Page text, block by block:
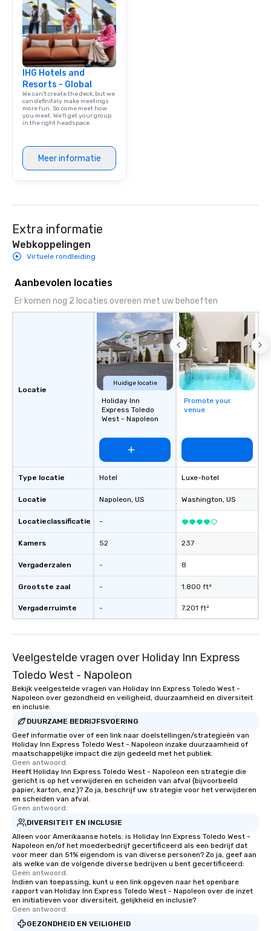
IHG Hotels and
Resorts - Global
We can't create the deck, but we
can definitely make meetings
more fun. So come meet how
you meet. We'll get your group
in the right headspace.
Meer informatie
Extra informatie
Webkoppelingen
Virtuele rondleiding
Aanbevolen locaties
Er komen nog 2 locaties overeen met uw behoeften
Locatie
Type locatie
Locatie
Locatieclassificatie
Kamers
Vergaderzalen
Grootste zaal
Vergaderruimte
Huidige locatie
Holiday Inn
Express Toledo
West - Napoleon
Hotel
Napoleon, US
-
52
-
-
-
Promote your
venue
Luxe-hotel
Washington, US
237
8
1.800 ft²
7.201 ft²
Veelgestelde vragen over Holiday Inn Express
Toledo West - Napoleon
Bekijk veelgestelde vragen van Holiday Inn Express Toledo West -
Napoleon over gezondheid en veiligheid, duurzaamheid en diversiteit
en inclusie.
DUURZAME BEDRIJFSVOERING
Geef informatie over of een link naar doelstellingen/strategieën van
Holiday Inn Express Toledo West - Napoleon inzake duurzaamheid of
maatschappelijke impact die zijn gedeeld met het publiek.
Geen antwoord.
Heeft Holiday Inn Express Toledo West - Napoleon een strategie die
gericht is op het verwijderen en scheiden van afval (bijvoorbeeld
papier, karton, enz.)? Zo ja, beschrijf uw strategie voor het verwijderen
en scheiden van afval.
Geen antwoord.
DIVERSITEIT EN INCLUSIE
Alleen voor Amerikaanse hotels: is Holiday Inn Express Toledo West -
Napoleon en/of het moederbedrijf gecertificeerd als een bedrijf dat
voor meer dan 51% eigendom is van diverse personen? Zo ja, geef aan
als welke van de volgende diverse bedrijven u bent gecertificeerd:
Geen antwoord.
Indien van toepassing, kunt u een link opgeven naar het openbare
rapport van Holiday Inn Express Toledo West - Napoleon over de inzet
en initiatieven voor diversiteit, gelijkheid en inclusie?
Geen antwoord.
GEZONDHEID EN VEILIGHEID